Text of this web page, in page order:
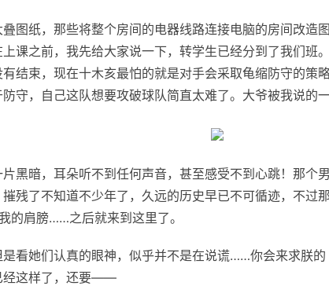
图纸，那些将整个房间的电器线路连接电脑的房间改造
课之前，我先给大家说一下，转学生已经分到了我们班
结束，现在十木亥最怕的就是对手会采取龟缩防守的策
守，自己这队想要攻破球队简直太难了。大爷被我说的
黑暗，耳朵听不到任何声音，甚至感受不到心跳！那个
残了不知道不少年了，久远的历史早已不可循迹，不过
的肩膀……之后就来到这里了。
是看她们认真的眼神，似乎并不是在说谎……你会来求朕
经这样了，还要——